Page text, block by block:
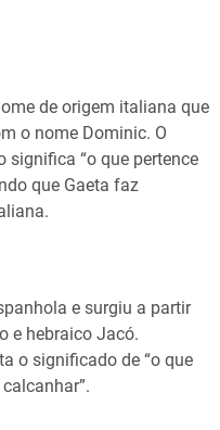
de origem italiana que
o nome Dominic. O
significa “o que pertence
que Gaeta faz
e surgiu a partir
e hebraico Jacó.
o significado de “o que